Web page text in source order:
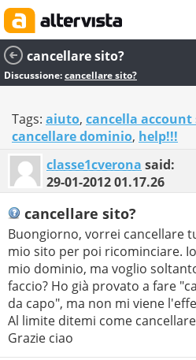
cancellare sito?
Discussione:cancellare sito?
Tags: aiuto, cancella account
cancellare dominio, help!!!
classe1cverona said:
29-01-201201.17.26
cancellare sito?
Buongiorno, vorrei cancellare
mio sito per poi ricominciare.
mio dominio, ma voglio
faccio? Ho già provato a fare
da capo", ma non mi viene
Al limite ditemi come
Grazie ciao